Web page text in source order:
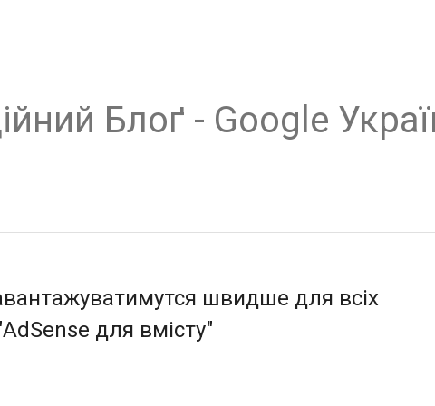
Блоґ - Google
швидше для всіх
для вмісту"